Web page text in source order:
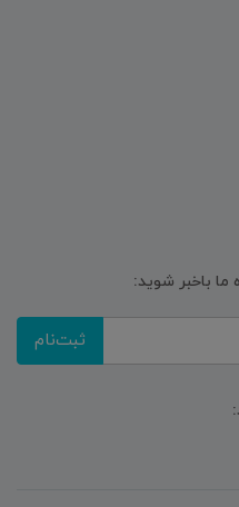
باخبر شوید:
ثبت‌نام